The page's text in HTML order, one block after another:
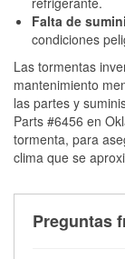
Falta de
condiciones
Las tormentas
mantenimiento
las partes y
Parts #6456 en
tormenta, para
clima que se
Preguntas